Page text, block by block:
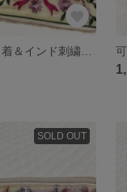
SOLD OUT